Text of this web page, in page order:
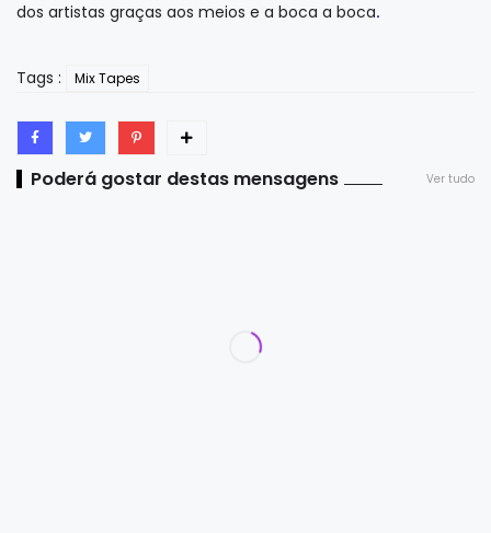
dos artistas graças aos meios e a boca a boca.
Tags : Mix Tapes
Poderá gostar destas mensagens Ver tudo